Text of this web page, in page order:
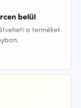
belül
a terméket